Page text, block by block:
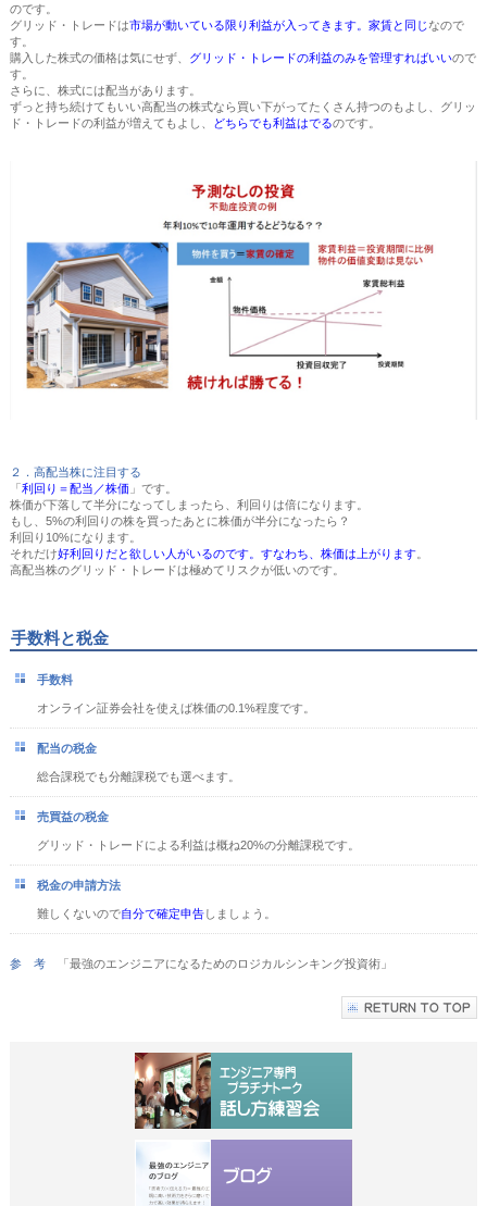
のです。
グリッド・トレードは市場が動いている限り利益が入ってきます。家賃と同じなので
す。
購入した株式の価格は気にせず、 グリッド・トレードの利益のみを管理すればいいので
す。
さらに、株式には配当があります。
ずっと持ち続けてもいい高配当の株式なら買い下がってたくさん持つのもよし、グリッ
ド・トレードの利益が増えてもよし、 どちらでも利益はでるのです。
２．高配当株に注目する
「利回り＝配当／株価 」です。
株価が下落して半分になってしまったら、利回りは倍になります。
もし、5%の利回りの株を買ったあとに株価が半分になったら？
利回り10%になります。
それだけ好利回りだと欲しい人がいるのです。すなわち、株価は上がります。
高配当株のグリッド・トレードは極めてリスクが低いのです。
手数料と税金
手数料
オンライン証券会社を使えば株価の0.1%程度です。
配当の税金
総合課税でも分離課税でも選べます。
売買益の税金
グリッド・トレードによる利益は概ね20%の分離課税です。
税金の申請方法
難しくないので自分で確定申告しましょう。
参 考「最強のエンジニアになるためのロジカルシンキング投資術」